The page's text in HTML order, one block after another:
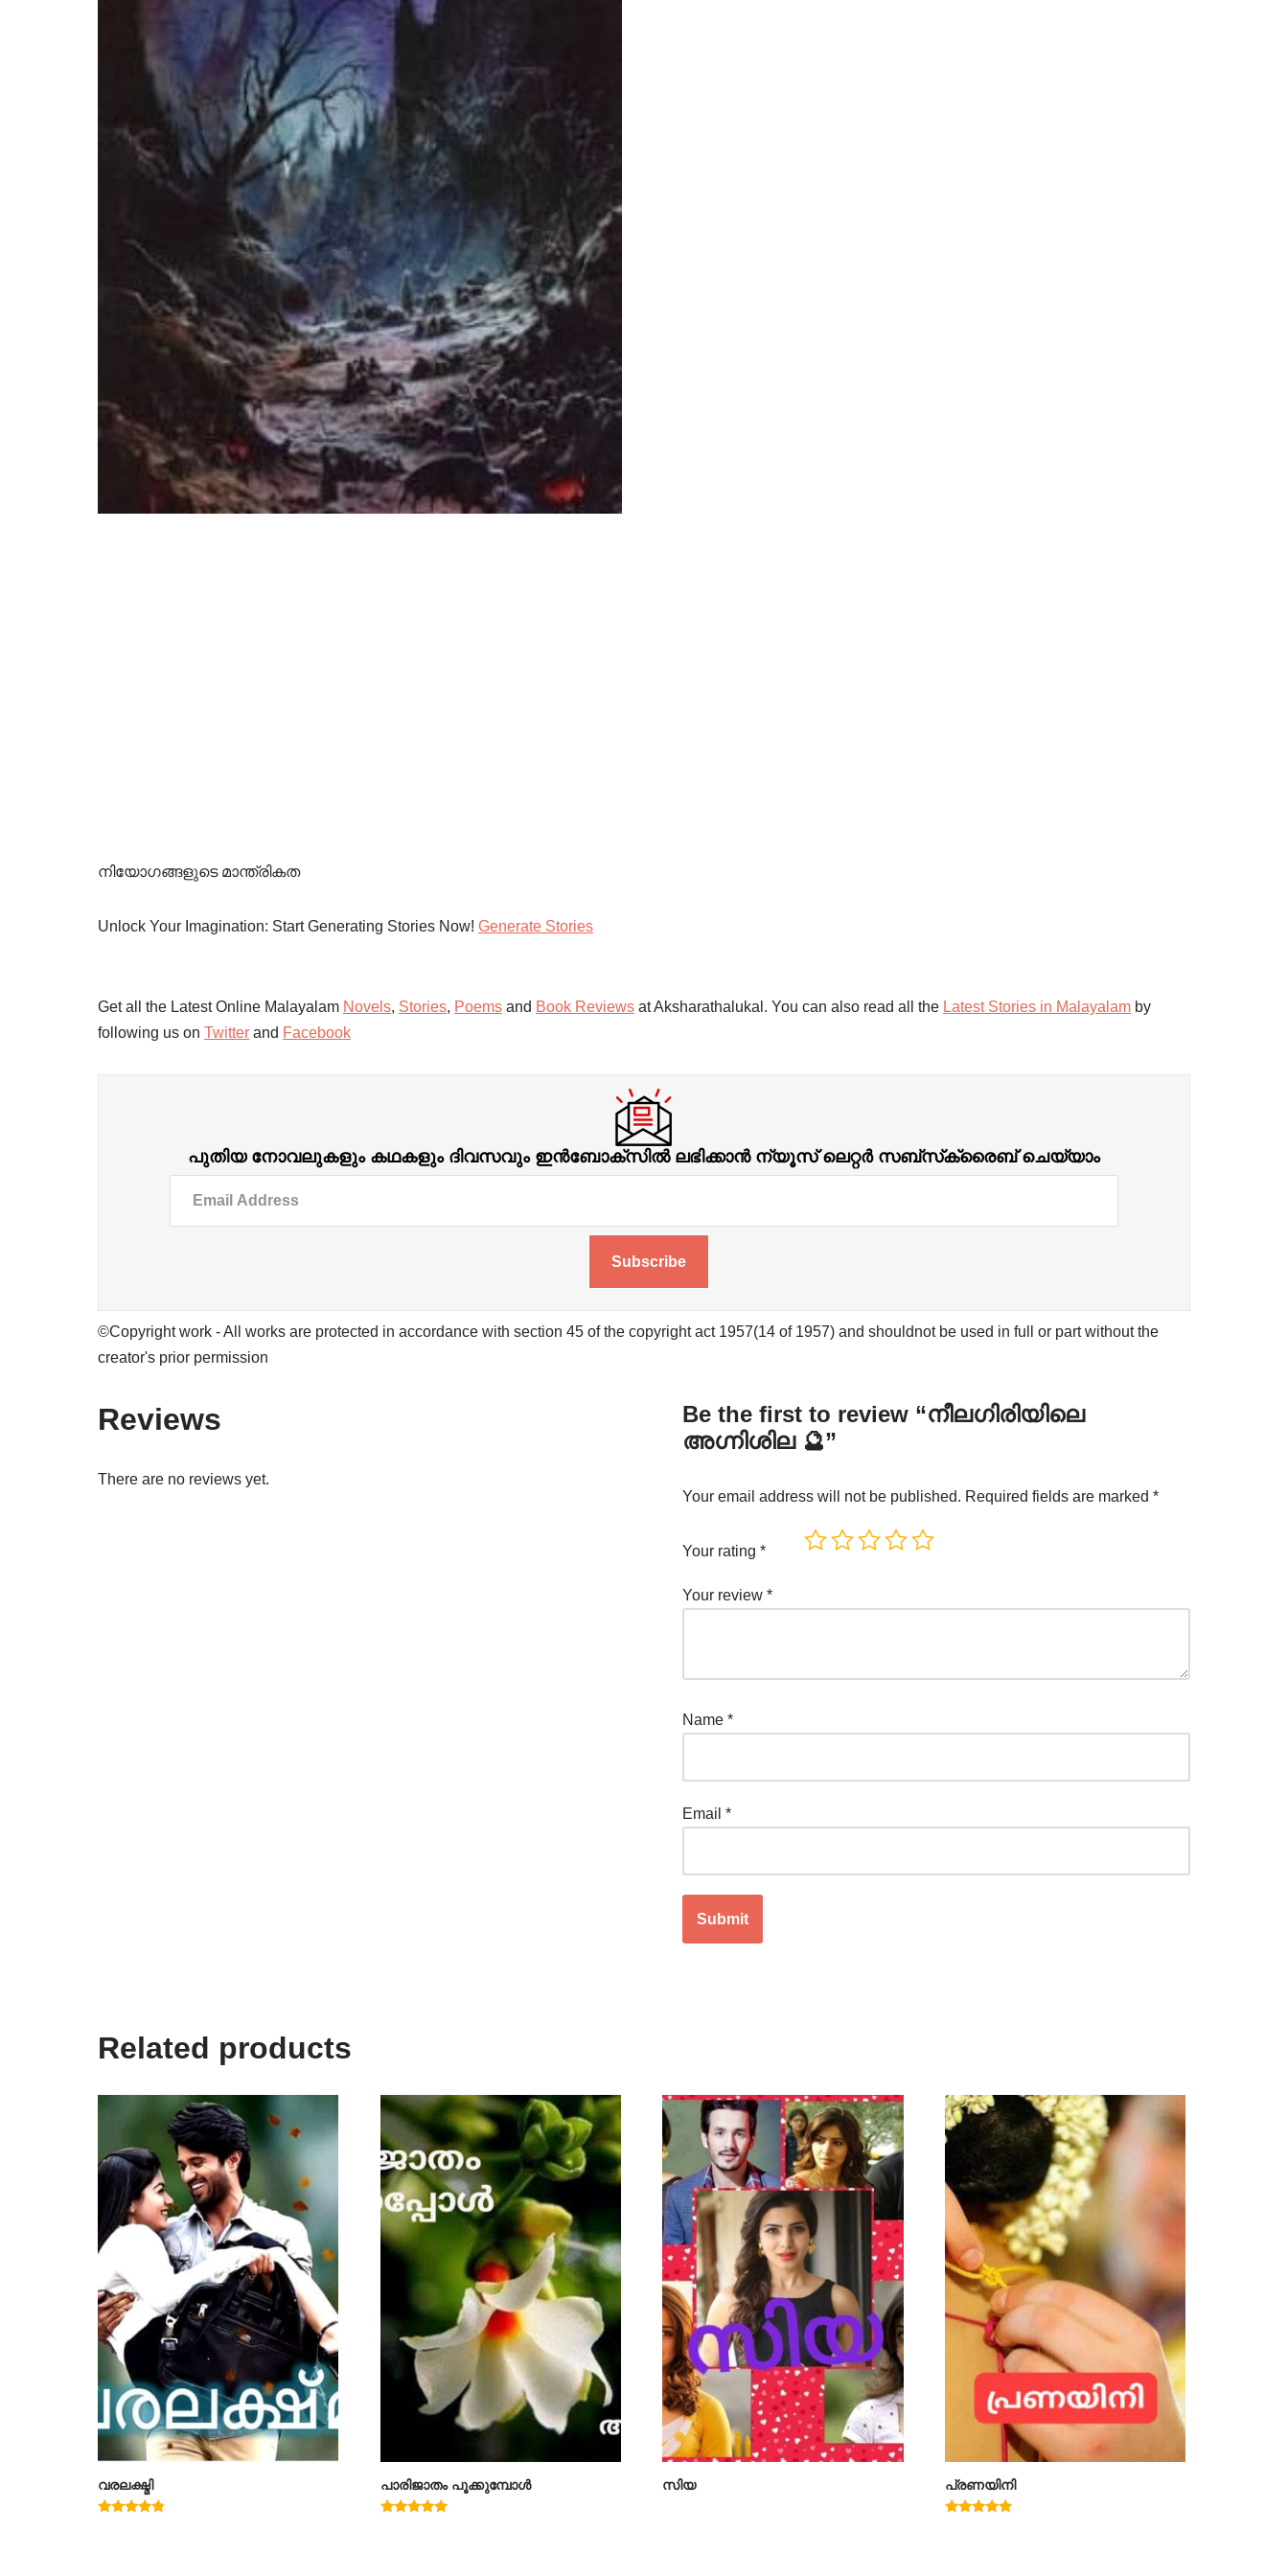
നിയോഗങ്ങളുടെ മാന്ത്രികത
Unlock Your Imagination: Start Generating Stories Now! Generate Stories
Get all the Latest Online Malayalam Novels, Stories, Poems and Book Reviews at Aksharathalukal. You can also read all the Latest Stories in Malayalam by
following us on Twitter and Facebook
പുതിയ നോവലുകളും കഥകളും ദിവസവും ഇന്‍ബോക്‌സില്‍ ലഭിക്കാന്‍ ന്യൂസ് ലെറ്റർ സബ്‌സ്‌ക്രൈബ് ചെയ്യാം
Subscribe
©Copyright work - All works are protected in accordance with section 45 of the copyright act 1957(14 of 1957) and shouldnot be used in full or part without the
creator's prior permission
Reviews
There are no reviews yet.
Be the first to review “നീലഗിരിയിലെ
അഗ്നിശില 🔮”
Your email address will not be published. Required fields are marked *
Your rating *
Your review *
Name *
Email *
Related products
വരലക്ഷ്മി പാരിജാതം പൂക്കുമ്പോൾ സിയ പ്രണയിനി